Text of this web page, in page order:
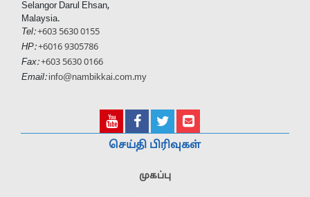
Selangor Darul Ehsan,
Malaysia.
Tel:+603 5630 0155
HP:+6016 9305786
Fax: +603 5630 0166
Email: info@nambikkai.com.my
செய்தி பிரிவுகள்
முகப்பு